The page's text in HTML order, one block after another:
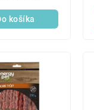
košíka